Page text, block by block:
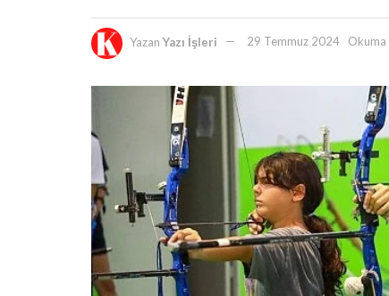
Yazan Yazı İşleri 29 Temmuz 2024 Okuma